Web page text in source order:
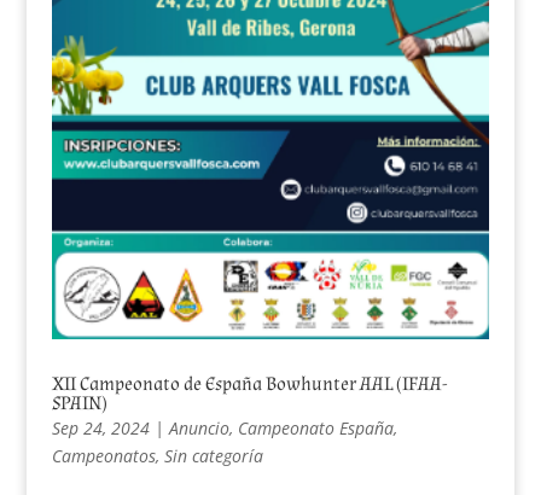
XII Campeonato de España Bowhunter AAL (IFAA-
SPAIN)
Sep 24, 2024|Anuncio, Campeonato España,
Campeonatos, Sin categoría